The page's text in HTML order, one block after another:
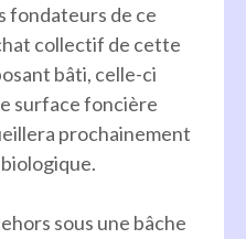
fondateurs de ce
collectif de cette
bâti, celle-ci
surface foncière
prochainement
sous une bâche